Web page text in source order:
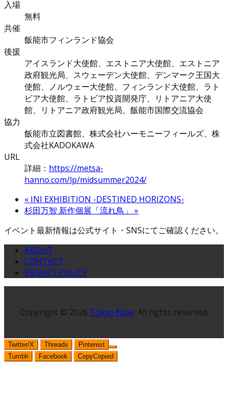
入場
無料
共催
飯能市フィンランド協会
後援
アイスランド大使館、エストニア大使館、エストニア
政府観光局、スウェーデン大使館、デンマーク王国大
使館、ノルウェー大使館、フィンランド大使館、ラト
ビア大使館、ラトビア投資開発庁、リトアニア大使
館、リトアニア政府観光局、飯能市国際交流協会
協力
飯能市立図書館、株式会社ハーモニーフィールズ、株
式会社KADOKAWA
URL
詳細： https://metsa-
hanno.com/lp/midsummer2024/
« INI EXHIBITION -DESTINED HORIZONS-
杉田万智 新作個展「流れ鳥」 »
イベント最新情報は公式サイト・SNSにてご確認ください。
ABOUT
CONTACT
PRIVACY POLICY
Copyright © 2026 Tokyo Now. All rights reserved.
Twitter/X Threads
Pinterest
Tumblr
Facebook CopyCopied